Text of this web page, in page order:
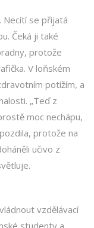
Necítí se přijatá
Čeká ji také
protože
V loňském
potížím, a
„Teď z
moc nechápu,
protože na
učivo z
vzdělávací
studenty a